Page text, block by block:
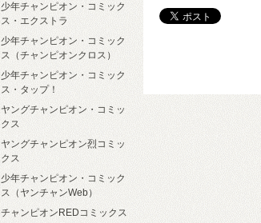
少年チャンピオン・コミック
ス・エクストラ
少年チャンピオン・コミック
ス（チャンピオンクロス）
少年チャンピオン・コミック
ス・タップ！
ヤングチャンピオン・コミッ
クス
ヤングチャンピオン烈コミッ
クス
少年チャンピオン・コミック
ス（ヤンチャンWeb）
チャンピオンREDコミックス